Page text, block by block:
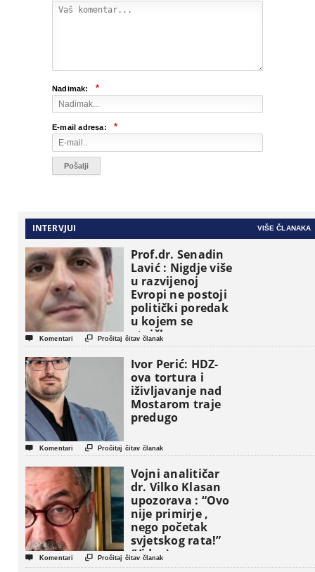
Nadimak: *
E-mail adresa: *
INTERVJUI VIŠE ČLANAKA
Prof.dr. Senadin
Lavić : Nigdje više
u razvijenoj
Evropi ne postoji
politički poredak
u kojem se
etničke grupe
pojavljuju kao
osnovne
političke jedinice
 Komentari  Pročitaj čitav članak
Ivor Perić: HDZ-
ova tortura i
iživljavanje nad
Mostarom traje
predugo
 Komentari  Pročitaj čitav članak
Vojni analitičar
dr. Vilko Klasan
upozorava : “Ovo
nije primirje ,
nego početak
svjetskog rata!”
(Video)
 Komentari  Pročitaj čitav članak